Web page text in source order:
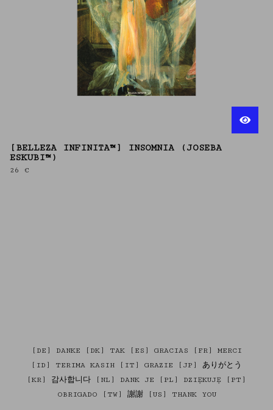
[BELLEZA INFINITA™] INSOMNIA (JOSEBA
ESKUBI™)
26 €
[DE] DANKE [DK] TAK [ES] GRACIAS [FR] MERCI
[ID] TERIMA KASIH [IT] GRAZIE [JP] ありがとう
[KR] 감사합니다 [NL] DANK JE [PL] DZIĘKUJĘ [PT]
OBRIGADO [TW] 謝謝 [US] THANK YOU